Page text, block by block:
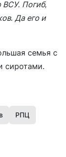
ВСУ. Погиб,
Да его и
семья с
сиротами.
РПЦ